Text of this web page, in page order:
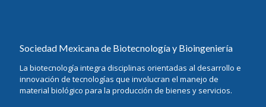
Sociedad Mexicana de Biotecnología y Bioingeniería
La biotecnología integra disciplinas orientadas al desarrollo e
innovación de tecnologías que involucran el manejo de
material biológico para la producción de bienes y servicios.